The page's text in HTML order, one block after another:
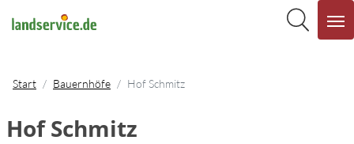
Start Bauernhöfe Hof Schmitz
Hof Schmitz